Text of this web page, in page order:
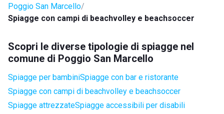
Poggio San Marcello
Spiagge con campi di beachvolley e beachsoccer
Scopri le diverse tipologie di spiagge nel
comune di Poggio San Marcello
Spiagge per bambiniSpiagge con bar e ristorante
Spiagge con campi di beachvolley e beachsoccer
Spiagge attrezzateSpiagge accessibili per disabili